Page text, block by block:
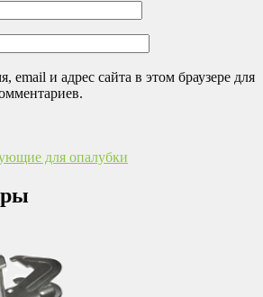
email и адрес сайта в этом браузере для
для опалубки